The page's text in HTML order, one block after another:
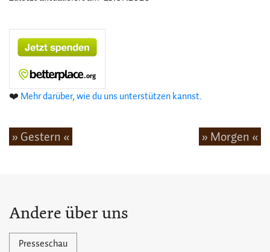
❤️ Mehr darüber, wie du uns unterstützen kannst.
» Gestern « » Morgen «
Andere über uns
Presseschau